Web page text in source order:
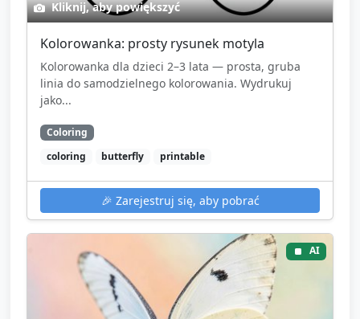
Kliknij, aby powiększyć
Kolorowanka: prosty rysunek motyla
Kolorowanka dla dzieci 2–3 lata — prosta, gruba
linia do samodzielnego kolorowania. Wydrukuj
jako...
Coloring
coloring
butterfly printable
🎉 Zarejestruj się, aby pobrać
AI